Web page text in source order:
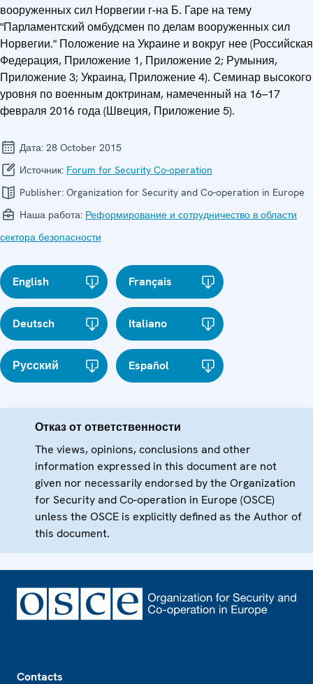
вооруженных сил Норвегии г-на Б. Гаре на тему
"Парламентский омбудсмен по делам вооруженных сил
Норвегии." Положение на Украине и вокруг нее (Российская
Федерация, Приложение 1, Приложение 2; Румыния,
Приложение 3; Украина, Приложение 4). Семинар высокого
уровня по военным доктринам, намеченный на 16–17
февраля 2016 года (Швеция, Приложение 5).
Дата: 28 October 2015
Источник: Forum for Security Co-operation
Publisher: Organization for Security and Co-operation in Europe
Наша работа: Реформирование и сотрудничество в области
сектора безопасности
English Français
Deutsch Italiano
Русский Español
Отказ от ответственности
The views, opinions, conclusions and other
information expressed in this document are not
given nor necessarily endorsed by the Organization
for Security and Co-operation in Europe (OSCE)
unless the OSCE is explicitly defined as the Author of
this document.
Contacts